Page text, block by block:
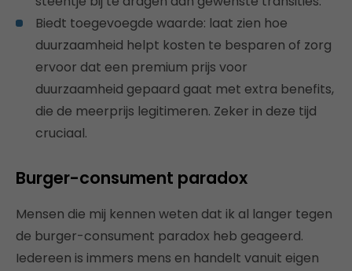
Biedt toegevoegde waarde: laat zien hoe
duurzaamheid helpt kosten te besparen of zorg
ervoor dat een premium prijs voor
duurzaamheid gepaard gaat met extra benefits,
die de meerprijs legitimeren. Zeker in deze tijd
cruciaal.
Burger-consument paradox
Mensen die mij kennen weten dat ik al langer tegen
de burger-consument paradox heb geageerd.
Iedereen is immers mens en handelt vanuit eigen